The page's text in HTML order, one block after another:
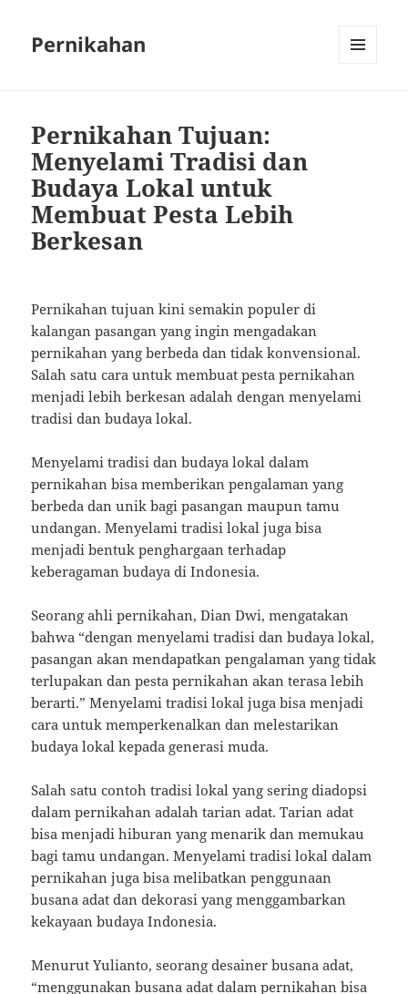
Pernikahan
Pernikahan Tujuan:
Menyelami Tradisi dan
Budaya Lokal untuk
Membuat Pesta Lebih
Berkesan
Pernikahan tujuan kini semakin populer di
kalangan pasangan yang ingin mengadakan
pernikahan yang berbeda dan tidak konvensional.
Salah satu cara untuk membuat pesta pernikahan
menjadi lebih berkesan adalah dengan menyelami
tradisi dan budaya lokal.
Menyelami tradisi dan budaya lokal dalam
pernikahan bisa memberikan pengalaman yang
berbeda dan unik bagi pasangan maupun tamu
undangan. Menyelami tradisi lokal juga bisa
menjadi bentuk penghargaan terhadap
keberagaman budaya di Indonesia.
Seorang ahli pernikahan, Dian Dwi, mengatakan
bahwa “dengan menyelami tradisi dan budaya lokal,
pasangan akan mendapatkan pengalaman yang tidak
terlupakan dan pesta pernikahan akan terasa lebih
berarti.” Menyelami tradisi lokal juga bisa menjadi
cara untuk memperkenalkan dan melestarikan
budaya lokal kepada generasi muda.
Salah satu contoh tradisi lokal yang sering diadopsi
dalam pernikahan adalah tarian adat. Tarian adat
bisa menjadi hiburan yang menarik dan memukau
bagi tamu undangan. Menyelami tradisi lokal dalam
pernikahan juga bisa melibatkan penggunaan
busana adat dan dekorasi yang menggambarkan
kekayaan budaya Indonesia.
Menurut Yulianto, seorang desainer busana adat,
“menggunakan busana adat dalam pernikahan bisa